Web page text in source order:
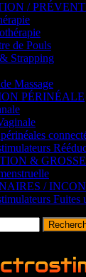
/
de Pouls
Strapping
Massage
PÉRINÉALE
&
/
Fuites